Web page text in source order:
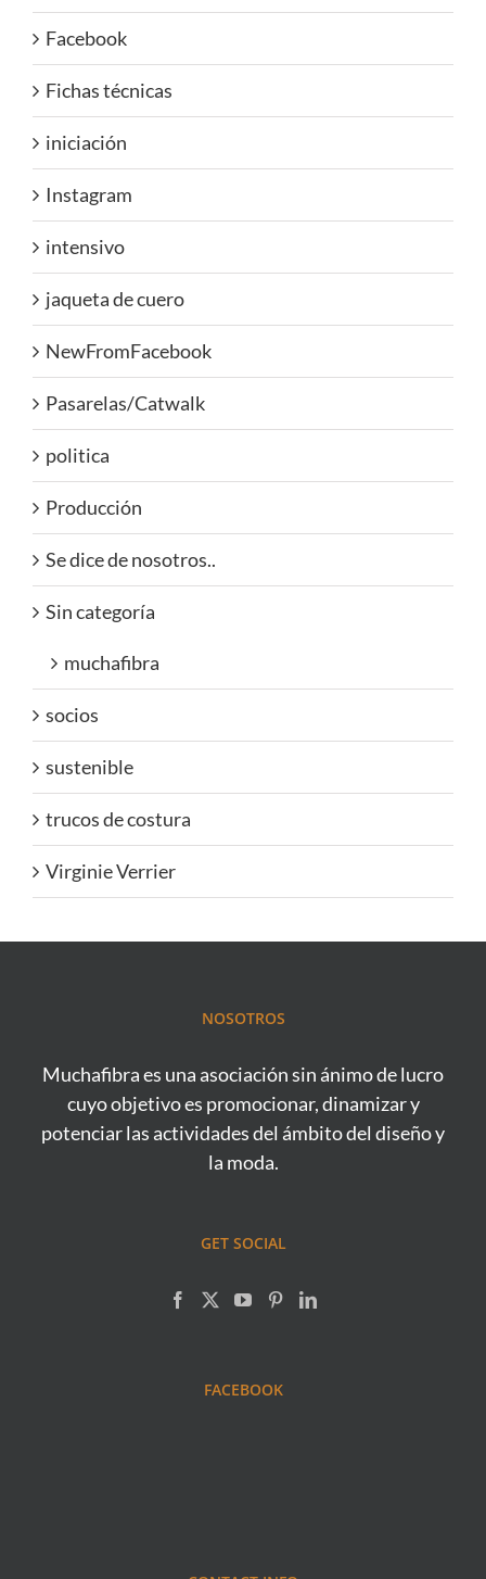
Facebook
Fichas técnicas
iniciación
Instagram
intensivo
jaqueta de cuero
NewFromFacebook
Pasarelas/Catwalk
politica
Producción
Se dice de nosotros..
Sin categoría
muchafibra
socios
sustenible
trucos de costura
Virginie Verrier
NOSOTROS
Muchafibra es una asociación sin ánimo de lucro
cuyo objetivo es promocionar, dinamizar y
potenciar las actividades del ámbito del diseño y
la moda.
GET SOCIAL
FACEBOOK